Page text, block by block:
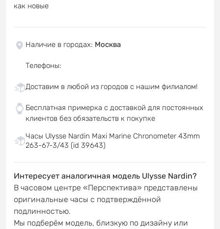
как новые
Наличие в городах: Москва
Телефоны:
Доставим в любой из городов с нашим филиалом!
Бесплатная примерка с доставкой для постоянных
клиентов без обязательств к покупке
Часы Ulysse Nardin Maxi Marine Chronometer 43mm
263-67-3/43 (id 39643)
Интересует аналогичная модель Ulysse Nardin?
В часовом центре «Перспектива» представлены
оригинальные часы с подтверждённой
подлинностью.
Мы подберём модель, близкую по дизайну или